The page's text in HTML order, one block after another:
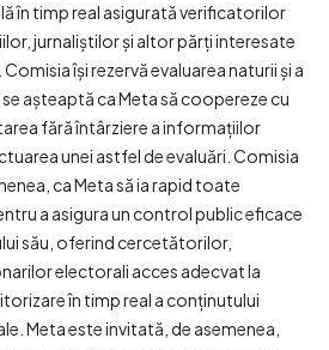
în timp real asigurată verificatorilor
jurnaliștilor și altor părți interesate
își rezervă evaluarea naturii și a
așteaptă ca Meta să coopereze cu
fără întârziere a informațiilor
unei astfel de evaluări. Comisia
ca Meta să ia rapid toate
a asigura un control public eficace
său, oferind cercetătorilor,
electorali acces adecvat la
în timp real a conținutului
Meta este invitată, de asemenea,